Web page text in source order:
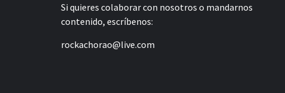
Si quieres colaborar con nosotros o mandarnos
contenido, escríbenos:
rockachorao@live.com